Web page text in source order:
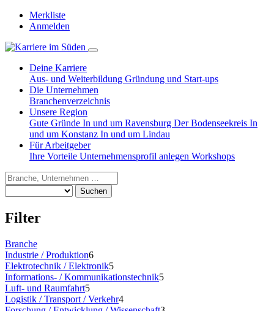
Merkliste
Anmelden
Deine Karriere
Aus- und Weiterbildung Gründung und Start-ups
Die Unternehmen
Branchenverzeichnis
Unsere Region
Gute Gründe In und um Ravensburg Der Bodenseekreis In
und um Konstanz In und um Lindau
Für Arbeitgeber
Ihre Vorteile Unternehmensprofil anlegen Workshops
Suchen
Filter
Branche
Industrie / Produktion6
Elektrotechnik / Elektronik5
Informations- / Kommunikationstechnik5
Luft- und Raumfahrt5
Logistik / Transport / Verkehr4